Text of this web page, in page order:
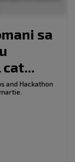
sa
and Hackathon